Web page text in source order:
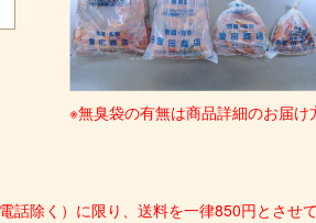
※無臭袋の有無は商品詳細のお届け
除く）に限り、送料を一律850円とさせて